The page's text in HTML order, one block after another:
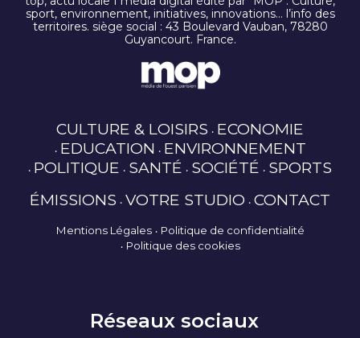
sport, environnement, initiatives, innovations… l’info des
territoires. siège social : 43 Boulevard Vauban, 78280
Guyancourt. France.
CULTURE & LOISIRS ECONOMIE
EDUCATION ENVIRONNEMENT
POLITIQUE SANTÉ SOCIÉTÉ SPORTS
ÉMISSIONS VOTRE STUDIO CONTACT
Mentions Légales
Politique de confidentialité
Politique des cookies
Réseaux sociaux